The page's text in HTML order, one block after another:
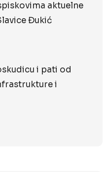
aktuelne
Đukić
i pati od
i